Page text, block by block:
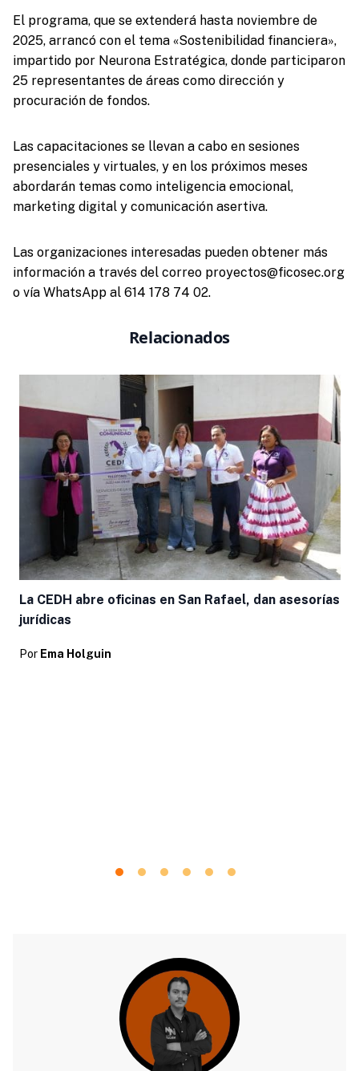
El programa, que se extenderá hasta noviembre de
2025, arrancó con el tema «Sostenibilidad financiera»,
impartido por Neurona Estratégica, donde participaron
25 representantes de áreas como dirección y
procuración de fondos.
Las capacitaciones se llevan a cabo en sesiones
presenciales y virtuales, y en los próximos meses
abordarán temas como inteligencia emocional,
marketing digital y comunicación asertiva.
Las organizaciones interesadas pueden obtener más
información a través del correo proyectos@ficosec.org
o vía WhatsApp al 614 178 74 02.
Relacionados
La CEDH abre oficinas en San Rafael, dan asesorías
jurídicas
Por Ema Holguin